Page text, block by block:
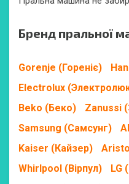
Бренд пральної
Gorenje (Гореніє)
Electrolux
Beko (Беко)
Zanussi
Samsung (Самсунг)
Kaiser (Кайзер)
Whirlpool (Вірпул)
LG